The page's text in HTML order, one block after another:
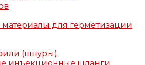
материалы для герметизации
(шнуры)